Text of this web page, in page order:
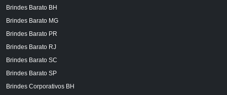
Brindes Barato BH
Brindes Barato MG
Brindes Barato PR
Brindes Barato RJ
Brindes Barato SC
Brindes Barato SP
Brindes Corporativos BH